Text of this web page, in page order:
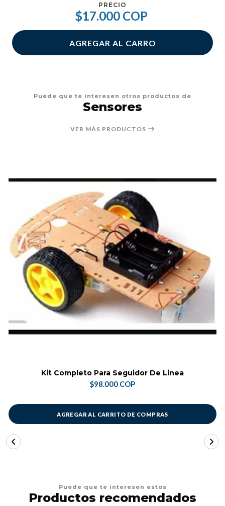
PRECIO
$17.000 COP
AGREGAR AL CARRO
Puede que te interesen otros productos de
Sensores
VER MÁS PRODUCTOS
Kit Completo Para Seguidor De Linea
$98.000 COP
AGREGAR AL CARRITO DE COMPRAS
Puede que te interesen estos
Productos recomendados